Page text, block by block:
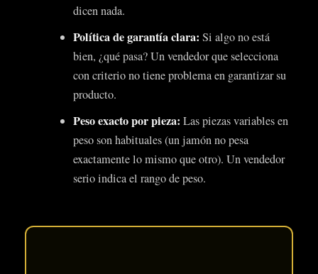
dicen nada.
Política de garantía clara: Si algo no está
bien, ¿qué pasa? Un vendedor que selecciona
con criterio no tiene problema en garantizar su
producto.
Peso exacto por pieza: Las piezas variables en
peso son habituales (un jamón no pesa
exactamente lo mismo que otro). Un vendedor
serio indica el rango de peso.